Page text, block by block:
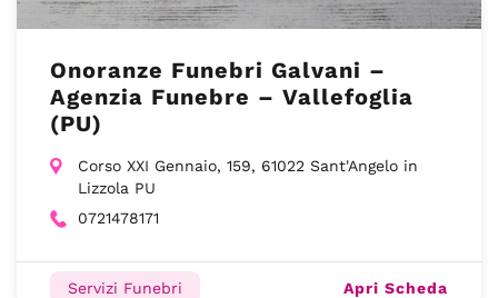
Onoranze Funebri Galvani –
Agenzia Funebre – Vallefoglia
(PU)
Corso XXI Gennaio, 159, 61022 Sant'Angelo in
Lizzola PU
0721478171
Servizi Funebri Apri Scheda